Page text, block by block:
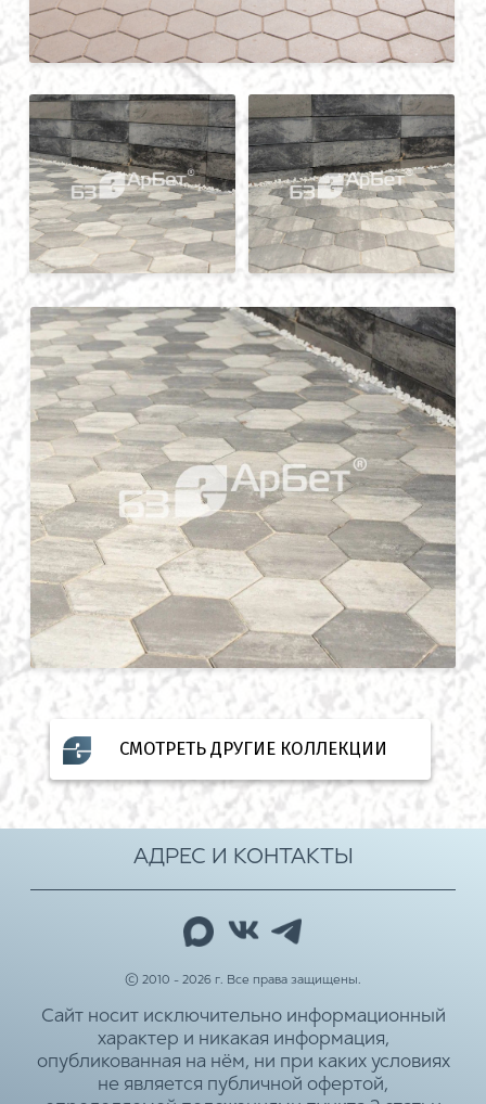
СМОТРЕТЬ ДРУГИЕ КОЛЛЕКЦИИ
© 2010 - 2026 г. Все права защищены.
Сайт носит исключительно информационный
характер и никакая информация,
опубликованная на нём, ни при каких условиях
не является публичной офертой,
АДРЕС И КОНТАКТЫ